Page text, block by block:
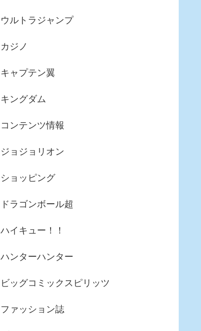
ウルトラジャンプ
カジノ
キャプテン翼
キングダム
コンテンツ情報
ジョジョリオン
ショッピング
ドラゴンボール超
ハイキュー！！
ハンターハンター
ビッグコミックスピリッツ
ファッション誌